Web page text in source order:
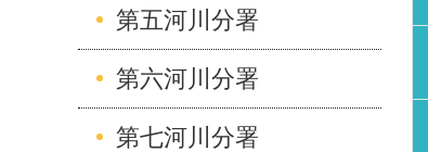
第五河川分署
第六河川分署
第七河川分署